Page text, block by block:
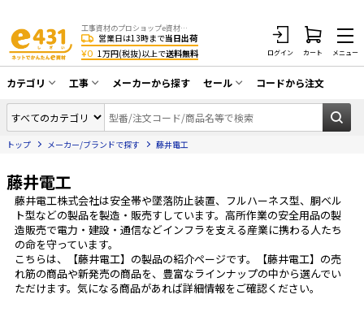
工事資材のプロショップe資材 CATV・アンテナ・防犯・光・LAN・電気・空調工事など
営業日は13時まで当日出荷
¥0 1万円(税抜)以上で送料無料 ログイン カート メニュー
カテゴリ
同軸ケーブル／テレビ用接栓／関連工具
アンテナ・取付金具・ブースター／CATV
配線補助具（モール・結束バンド・テー
プ類 他）
防犯工事関連
HDMIケーブル・周辺機器／RCAケーブル
電話線／コネクタ／アダプタ
工事
CATV・アンテナ工事
光工事・FTTH工事
防犯カメラ工事
LAN配線工事
電話工事
電気配管工事
メーカーから探す セール
在庫一掃セール
コードから注文
トップ メーカー/ブランドで探す 藤井電工
藤井電工
藤井電工株式会社は安全帯や墜落防止装置、フルハーネス型、胴ベル
ト型などの製品を製造・販売すしています。高所作業の安全用品の製
造販売で電力・建設・通信などインフラを支える産業に携わる人たち
の命を守っています。
こちらは、【藤井電工】の製品の紹介ページです。【藤井電工】の売
れ筋の商品や新発売の商品を、豊富なラインナップの中から選んでい
ただけます。気になる商品があれば詳細情報をご確認ください。